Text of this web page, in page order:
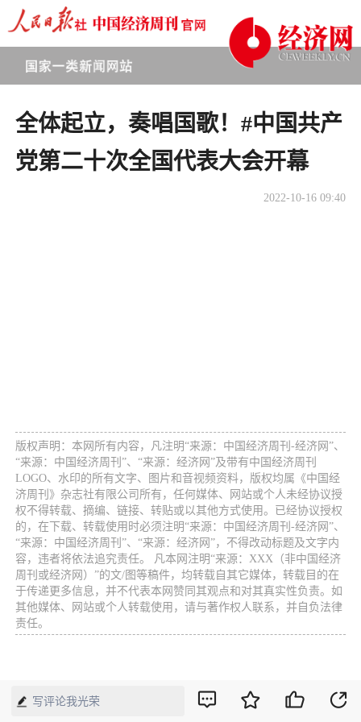
全体起立，奏唱国歌！#中国共产
党第二十次全国代表大会开幕
2022-10-16 09:40
版权声明：本网所有内容，凡注明“来源：中国经济周刊-经济网”、
“来源：中国经济周刊”、“来源：经济网”及带有中国经济周刊
LOGO、水印的所有文字、图片和音视频资料，版权均属《中国经
济周刊》杂志社有限公司所有，任何媒体、网站或个人未经协议授
权不得转载、摘编、链接、转贴或以其他方式使用。已经协议授权
的，在下载、转载使用时必须注明“来源：中国经济周刊-经济网”、
“来源：中国经济周刊”、“来源：经济网”，不得改动标题及文字内
容，违者将依法追究责任。 凡本网注明“来源：XXX（非中国经济
周刊或经济网）”的文/图等稿件，均转载自其它媒体，转载目的在
于传递更多信息，并不代表本网赞同其观点和对其真实性负责。如
其他媒体、网站或个人转载使用，请与著作权人联系，并自负法律
责任。
写评论我光荣